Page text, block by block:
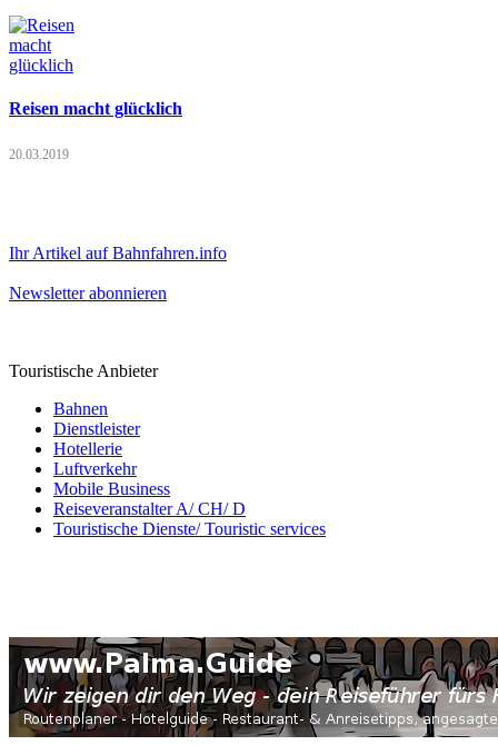
Reisen macht glücklich
20.03.2019
Ihr Artikel auf Bahnfahren.info
Newsletter abonnieren
Touristische Anbieter
Bahnen
Dienstleister
Hotellerie
Luftverkehr
Mobile Business
Reiseveranstalter A/ CH/ D
Touristische Dienste/ Touristic services